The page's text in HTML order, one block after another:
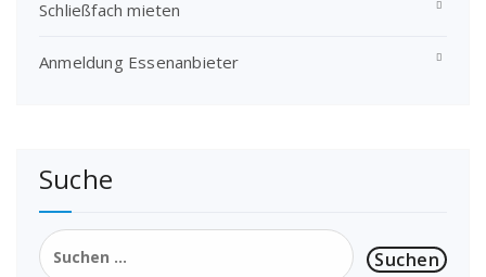
Schließfach mieten
Anmeldung Essenanbieter
Suche
Suchen
nach: